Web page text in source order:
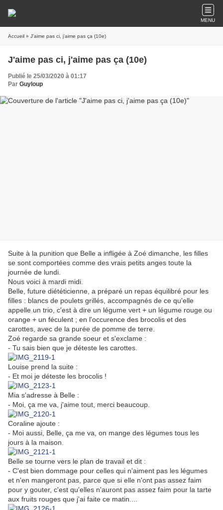
MENU
Accueil » J'aime pas ci, j'aime pas ça (10e)
J'aime pas ci, j'aime pas ça (10e)
Publié le 25/03/2020 à 01:17
Par Guyloup
Suite à la punition que Belle a infligée à Zoé dimanche, les filles
se sont comportées comme des vrais petits anges toute la
journée de lundi.
Nous voici à mardi midi.
Belle, future diététicienne, a préparé un repas équilibré pour les
filles : blancs de poulets grillés, accompagnés de ce qu'elle
appelle un trio, c'est à dire un légume vert + un légume rouge ou
orange + un féculent ; en l'occurence des brocolis et des
carottes, avec de la purée de pomme de terre.
Zoé regarde sa grande soeur et s'exclame :
- Tu sais bien que je déteste les carottes.
Louise prend la suite :
- Et moi je déteste les brocolis !
Mia s'adresse à Belle :
- Moi, ça me va, j'aime tout, merci beaucoup.
Coraline ajoute :
- Moi aussi, Belle, ça me va, on mange des légumes tous les
jours à la maison.
Belle se tourne vers le plan de travail et dit :
- C'est bien dommage pour celles qui n'aiment pas les légumes
et n'en mangeront pas, parce que si elle n'ont pas assez faim
pour y gouter, c'est qu'elles n'auront pas assez faim pour la tarte
aux fruits rouges que j'ai faite ce matin....